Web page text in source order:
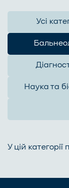
Усі
Наука та
У цій